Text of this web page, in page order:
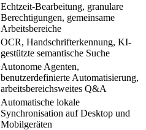
Echtzeit-Bearbeitung, granulare
Berechtigungen, gemeinsame
Arbeitsbereiche
OCR, Handschrifterkennung, KI-
gestützte semantische Suche
Autonome Agenten,
benutzerdefinierte Automatisierung,
arbeitsbereichsweites Q&A
Automatische lokale
Synchronisation auf Desktop und
Mobilgeräten